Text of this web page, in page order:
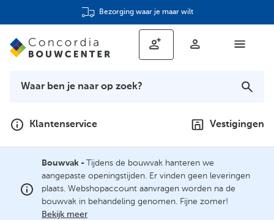
Bezorging waar je maar wilt
Klantenservice Vestigingen
Bouwvak -
Tijdens de bouwvak hanteren we
aangepaste openingstijden. Er vinden geen leveringen
plaats. Webshopaccount aanvragen worden na de
bouwvak in behandeling genomen. Fijne zomer!
Bekijk meer